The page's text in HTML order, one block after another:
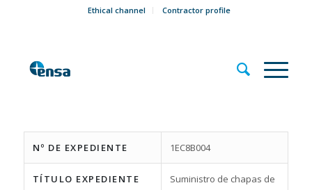
Ethical channel Contractor profile
Nº DE EXPEDIENTE 1EC8B004
TÍTULO EXPEDIENTE
Suministro de chapas de